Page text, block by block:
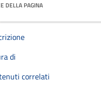
DELLA PAGINA
di
correlati